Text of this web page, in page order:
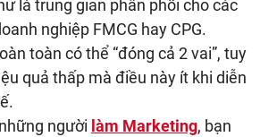
là trung gian phân phối cho các
nghiệp FMCG hay CPG.
toàn có thể “đóng cả 2 vai”, tuy
quả thấp mà điều này ít khi diễn
người làm Marketing, bạn